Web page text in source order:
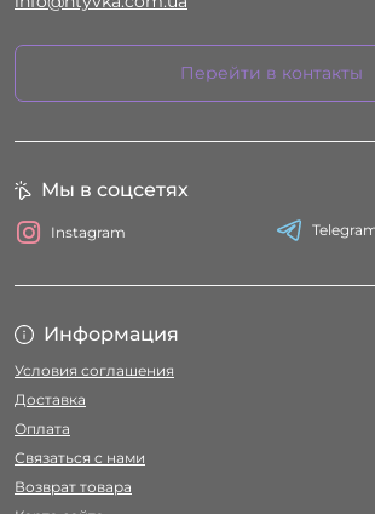
Перейти в контакты
Информация
Условия соглашения
Доставка
Оплата
Связаться с нами
Возврат товара
Мы в соцсетях
Instagram